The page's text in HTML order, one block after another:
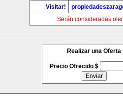
Visitar!
Serán consideradas
Realizar una Oferta
Precio Ofrecido $